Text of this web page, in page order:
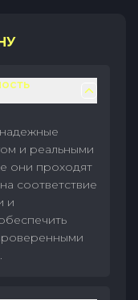
и реальными
они проходят
соответствие
и